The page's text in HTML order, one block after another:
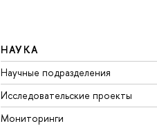
НАУКА
Научные подразделения
Исследовательские проекты
Мониторинги